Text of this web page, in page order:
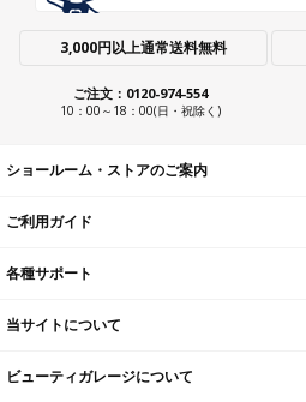
3,000円以上通常送料無料
ご注文：0120-974-554
10：00～18：00(日・祝除く)
ショールーム・ストアのご案内
ご利用ガイド
各種サポート
当サイトについて
ビューティガレージについて